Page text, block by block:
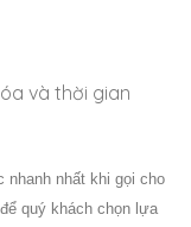
và thời gian
nhất khi gọi cho
quý khách chọn lựa